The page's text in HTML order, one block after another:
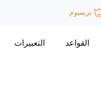
بريميوم
القواعد التعبيرات